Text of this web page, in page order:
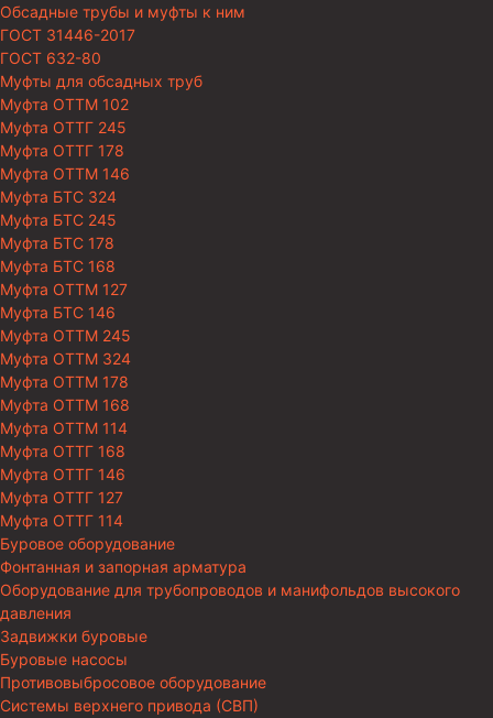
Обсадные трубы и муфты к ним
ГОСТ 31446-2017
ГОСТ 632-80
Муфты для обсадных труб
Муфта ОТТМ 102
Муфта ОТТГ 245
Муфта ОТТГ 178
Муфта ОТТМ 146
Муфта БТС 324
Муфта БТС 245
Муфта БТС 178
Муфта БТС 168
Муфта ОТТМ 127
Муфта БТС 146
Муфта ОТТМ 245
Муфта ОТТМ 324
Муфта ОТТМ 178
Муфта ОТТМ 168
Муфта ОТТМ 114
Муфта ОТТГ 168
Муфта ОТТГ 146
Муфта ОТТГ 127
Муфта ОТТГ 114
Буровое оборудование
Фонтанная и запорная арматура
Оборудование для трубопроводов и манифольдов высокого
давления
Задвижки буровые
Буровые насосы
Противовыбросовое оборудование
Системы верхнего привода (СВП)